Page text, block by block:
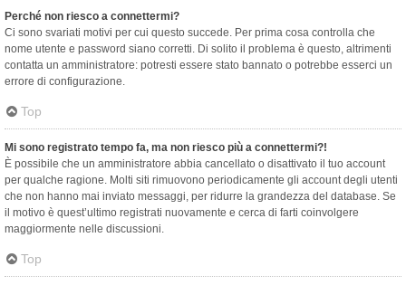
Perché non riesco a connettermi?
Ci sono svariati motivi per cui questo succede. Per prima cosa controlla che
nome utente e password siano corretti. Di solito il problema è questo, altrimenti
contatta un amministratore: potresti essere stato bannato o potrebbe esserci un
errore di configurazione.
Top
Mi sono registrato tempo fa, ma non riesco più a connettermi?!
È possibile che un amministratore abbia cancellato o disattivato il tuo account
per qualche ragione. Molti siti rimuovono periodicamente gli account degli utenti
che non hanno mai inviato messaggi, per ridurre la grandezza del database. Se
il motivo è quest’ultimo registrati nuovamente e cerca di farti coinvolgere
maggiormente nelle discussioni.
Top